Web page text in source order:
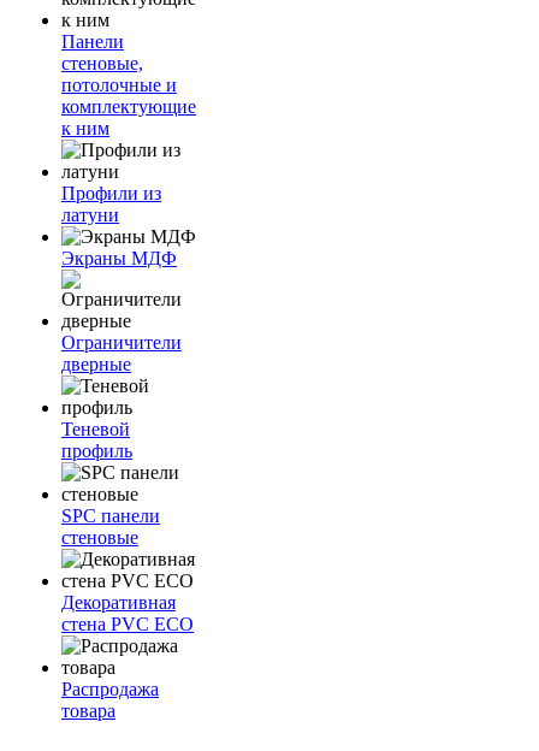
Панели
стеновые,
потолочные и
комплектующие
к ним
Профили из
латуни
Экраны МДФ
Ограничители
дверные
Теневой
профиль
SPC панели
стеновые
Декоративная
стена PVC ECO
Распродажа
товара